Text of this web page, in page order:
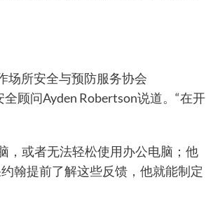
场所安全与预防服务协会
顾问Ayden Robertson说道。“在开
，或者无法轻松使用办公电脑；他
翰提前了解这些反馈，他就能制定